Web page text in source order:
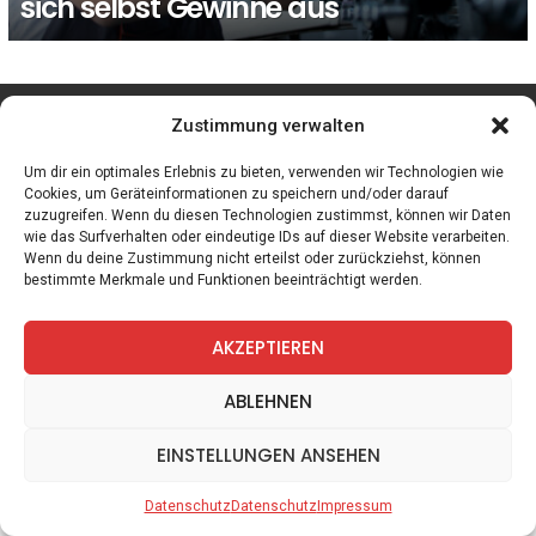
Zustimmung verwalten
Um dir ein optimales Erlebnis zu bieten, verwenden wir Technologien wie
Cookies, um Geräteinformationen zu speichern und/oder darauf
zuzugreifen. Wenn du diesen Technologien zustimmst, können wir Daten
wie das Surfverhalten oder eindeutige IDs auf dieser Website verarbeiten.
Wenn du deine Zustimmung nicht erteilst oder zurückziehst, können
bestimmte Merkmale und Funktionen beeinträchtigt werden.
AKZEPTIEREN
ABLEHNEN
EINSTELLUNGEN ANSEHEN
DatenschutzDatenschutzImpressum
facebook instagram
Spiele Zitate Kontakt Datenschutz Impressum